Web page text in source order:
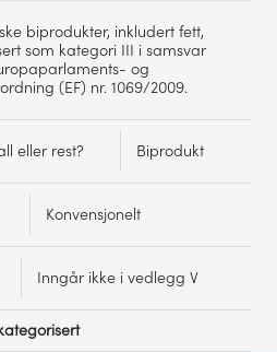
biprodukter, inkludert fett,
som kategori III i samsvar
og
(EF) nr. 1069/2009.
eller rest? Biprodukt
Konvensjonelt
Inngår ikke i vedlegg V